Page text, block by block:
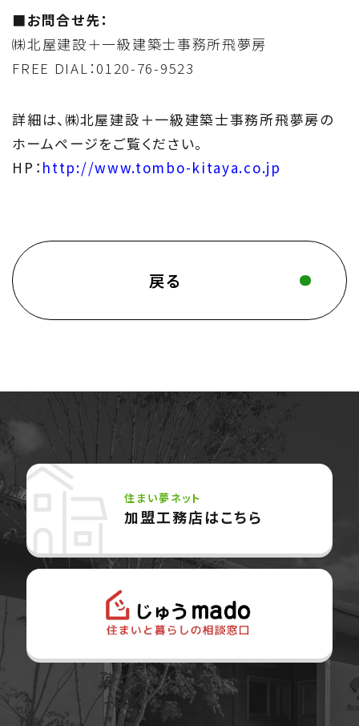
■お問合せ先：
㈱北屋建設＋一級建築士事務所飛夢房
FREE DIAL：0120-76-9523
詳細は、㈱北屋建設＋一級建築士事務所飛夢房の
ホームページをご覧ください。
HP： http://www.tombo-kitaya.co.jp
戻る
住まい夢ネット
加盟工務店はこちら